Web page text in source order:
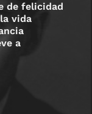
de felicidad
vida
a